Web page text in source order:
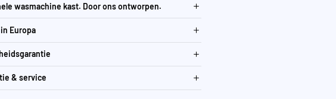
wasmachine kast. Door ons ontworpen.
Europa
& service